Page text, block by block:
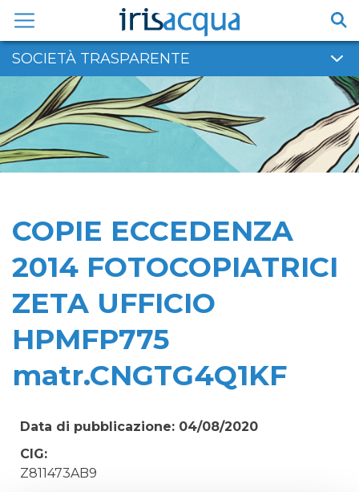
contenuto
SOCIETÀ TRASPARENTE
COPIE ECCEDENZA
2014 FOTOCOPIATRICI
ZETA UFFICIO
HPMFP775
matr.CNGTG4Q1KF
Data di pubblicazione: 04/08/2020
CIG:
Z811473AB9